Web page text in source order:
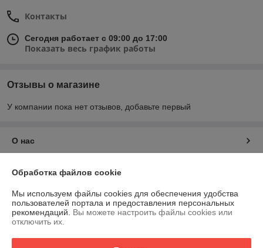
Контакты
Сегодня работает с 09:00 до 17:00
Показать весь график работы
Отзывы о магазине
У компании пока нет отзывов, добавьте первый
О нас
Контакты
Доставка и оплата
График работы
Обработка файлов cookie
Мы используем файлы cookies для обеспечения удобства
пользователей портала и предоставления персональных
рекомендаций. Вы можете настроить файлы cookies или
отключить их.